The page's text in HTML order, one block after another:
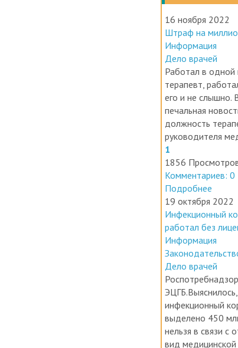
16 ноября 2022
Штраф на
Информация
Дело врачей
Работал в одной
терапевт,
его и не слышно.
печальная
должность
руководителя
1
1856 Просмотров
Комментариев: 0
Подробнее
19 октября 2022
Инфекционный
работал без
Информация
Законодательство
Дело врачей
Роспотребнадзор
ЭЦГБ.Выяснилось,
инфекционный
выделено 450
нельзя в связи с
вид
вы там Ков...